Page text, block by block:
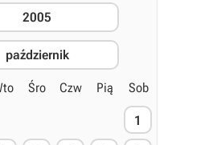
2005
październik
Śro Czw Pią Sob
1